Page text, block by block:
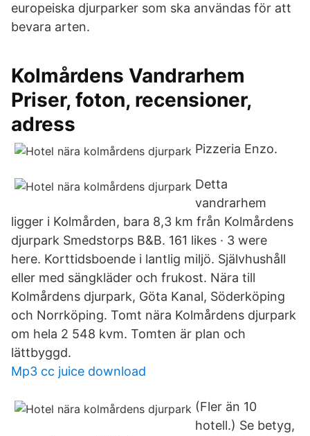
europeiska djurparker som ska användas för att
bevara arten.
Kolmårdens Vandrarhem
Priser, foton, recensioner,
adress
Pizzeria Enzo.
Detta
vandrarhem
ligger i Kolmården, bara 8,3 km från Kolmårdens
djurpark Smedstorps B&B. 161 likes · 3 were
here. Korttidsboende i lantlig miljö. Självhushåll
eller med sängkläder och frukost. Nära till
Kolmårdens djurpark, Göta Kanal, Söderköping
och Norrköping. Tomt nära Kolmårdens djurpark
om hela 2 548 kvm. Tomten är plan och
lättbyggd.
Mp3 cc juice download
(Fler än 10
hotell.) Se betyg,